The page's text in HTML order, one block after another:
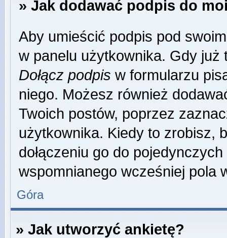
» Jak dodawać podpis do
Aby umieścić podpis pod
w panelu użytkownika. Gdy
Dołącz podpis w formularzu
niego. Możesz również
Twoich postów, poprzez
użytkownika. Kiedy to zrobisz,
dołączeniu go do
wspomnianego wcześniej pola
Góra
» Jak utworzyć ankietę?